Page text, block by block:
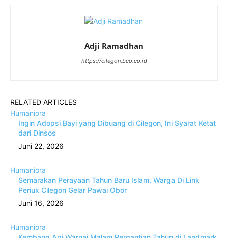
Adji Ramadhan
https://cilegon.bco.co.id
RELATED ARTICLES
Humaniora
Ingin Adopsi Bayi yang Dibuang di Cilegon, Ini Syarat Ketat
dari Dinsos
Juni 22, 2026
Humaniora
Semarakan Perayaan Tahun Baru Islam, Warga Di Link
Periuk Cilegon Gelar Pawai Obor
Juni 16, 2026
Humaniora